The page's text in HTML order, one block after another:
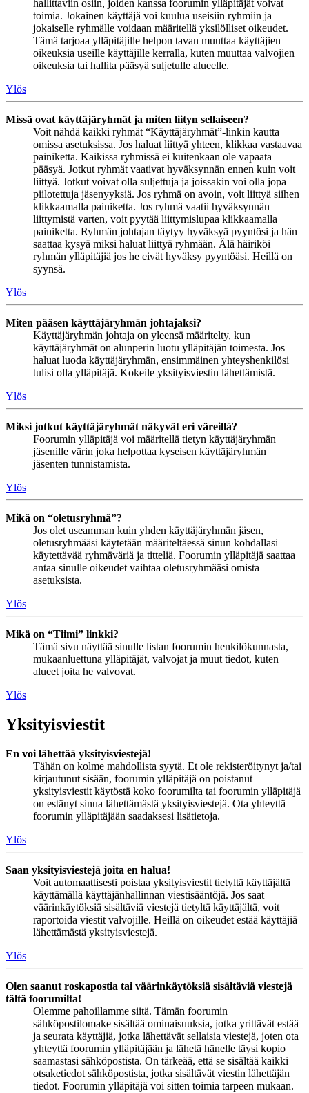
hallittaviin osiin, joiden kanssa foorumin ylläpitäjät voivat
toimia. Jokainen käyttäjä voi kuulua useisiin ryhmiin ja
jokaiselle ryhmälle voidaan määritellä yksilölliset oikeudet.
Tämä tarjoaa ylläpitäjille helpon tavan muuttaa käyttäjien
oikeuksia useille käyttäjille kerralla, kuten muuttaa valvojien
oikeuksia tai hallita pääsyä suljetulle alueelle.
Ylös
Missä ovat käyttäjäryhmät ja miten liityn sellaiseen?
Voit nähdä kaikki ryhmät “Käyttäjäryhmät”-linkin kautta
omissa asetuksissa. Jos haluat liittyä yhteen, klikkaa vastaavaa
painiketta. Kaikissa ryhmissä ei kuitenkaan ole vapaata
pääsyä. Jotkut ryhmät vaativat hyväksynnän ennen kuin voit
liittyä. Jotkut voivat olla suljettuja ja joissakin voi olla jopa
piilotettuja jäsenyyksiä. Jos ryhmä on avoin, voit liittyä siihen
klikkaamalla painiketta. Jos ryhmä vaatii hyväksynnän
liittymistä varten, voit pyytää liittymislupaa klikkaamalla
painiketta. Ryhmän johtajan täytyy hyväksyä pyyntösi ja hän
saattaa kysyä miksi haluat liittyä ryhmään. Älä häiriköi
ryhmän ylläpitäjiä jos he eivät hyväksy pyyntöäsi. Heillä on
syynsä.
Ylös
Miten pääsen käyttäjäryhmän johtajaksi?
Käyttäjäryhmän johtaja on yleensä määritelty, kun
käyttäjäryhmät on alunperin luotu ylläpitäjän toimesta. Jos
haluat luoda käyttäjäryhmän, ensimmäinen yhteyshenkilösi
tulisi olla ylläpitäjä. Kokeile yksityisviestin lähettämistä.
Ylös
Miksi jotkut käyttäjäryhmät näkyvät eri väreillä?
Foorumin ylläpitäjä voi määritellä tietyn käyttäjäryhmän
jäsenille värin joka helpottaa kyseisen käyttäjäryhmän
jäsenten tunnistamista.
Ylös
Mikä on “oletusryhmä”?
Jos olet useamman kuin yhden käyttäjäryhmän jäsen,
oletusryhmääsi käytetään määriteltäessä sinun kohdallasi
käytettävää ryhmäväriä ja titteliä. Foorumin ylläpitäjä saattaa
antaa sinulle oikeudet vaihtaa oletusryhmääsi omista
asetuksista.
Ylös
Mikä on “Tiimi” linkki?
Tämä sivu näyttää sinulle listan foorumin henkilökunnasta,
mukaanluettuna ylläpitäjät, valvojat ja muut tiedot, kuten
alueet joita he valvovat.
Ylös
Yksityisviestit
En voi lähettää yksityisviestejä!
Tähän on kolme mahdollista syytä. Et ole rekisteröitynyt ja/tai
kirjautunut sisään, foorumin ylläpitäjä on poistanut
yksityisviestit käytöstä koko foorumilta tai foorumin ylläpitäjä
on estänyt sinua lähettämästä yksityisviestejä. Ota yhteyttä
foorumin ylläpitäjään saadaksesi lisätietoja.
Ylös
Saan yksityisviestejä joita en halua!
Voit automaattisesti poistaa yksityisviestit tietyltä käyttäjältä
käyttämällä käyttäjänhallinnan viestisääntöjä. Jos saat
väärinkäytöksiä sisältäviä viestejä tietyltä käyttäjältä, voit
raportoida viestit valvojille. Heillä on oikeudet estää käyttäjiä
lähettämästä yksityisviestejä.
Ylös
Olen saanut roskapostia tai väärinkäytöksiä sisältäviä viestejä
tältä foorumilta!
Olemme pahoillamme siitä. Tämän foorumin
sähköpostilomake sisältää ominaisuuksia, jotka yrittävät estää
ja seurata käyttäjiä, jotka lähettävät sellaisia viestejä, joten ota
yhteyttä foorumin ylläpitäjään ja lähetä hänelle täysi kopio
saamastasi sähköpostista. On tärkeää, että se sisältää kaikki
otsaketiedot sähköpostista, jotka sisältävät viestin lähettäjän
tiedot. Foorumin ylläpitäjä voi sitten toimia tarpeen mukaan.